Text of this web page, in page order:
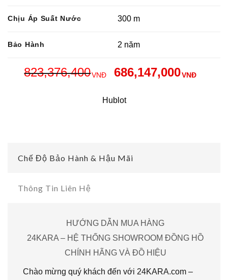
Chịu Áp Suất Nước 300 m
Bảo Hành 2 năm
823,376,400VNĐ 686,147,000VNĐ
Hublot
Chế Độ Bảo Hành & Hậu Mãi
Thông Tin Liên Hệ
HƯỚNG DẪN MUA HÀNG
24KARA – HỆ THỐNG SHOWROOM ĐỒNG HỒ
CHÍNH HÃNG VÀ ĐỒ HIỆU
Chào mừng quý khách đến với 24KARA.com –